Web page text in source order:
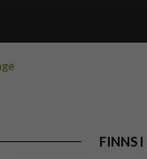
FINNS I